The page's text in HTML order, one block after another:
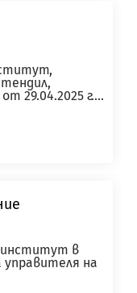
29.04.2025 г....
институт в
на